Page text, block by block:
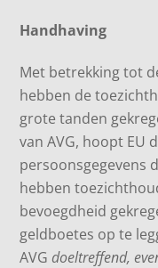
Handhaving
Met betrekking tot
hebben de
grote tanden
van AVG, hoopt EU
persoonsgegevens
hebben
bevoegdheid
geldboetes op te
AVGdoeltreffend,